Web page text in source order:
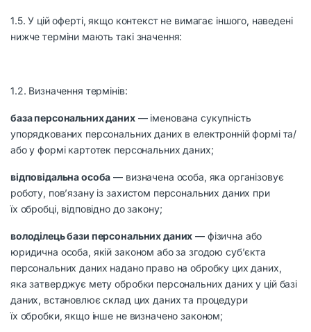
1.5. У цій оферті, якщо контекст не вимагає іншого, наведені
нижче терміни мають такі значення:
1.2. Визначення термінів:
база персональних даних— іменована сукупність
упорядкованих персональних даних в електронній формі та/
або у формі картотек персональних даних;
відповідальна особа — визначена особа, яка організовує
роботу, пов’язану із захистом персональних даних при
їх обробці, відповідно до закону;
володілець бази персональних даних — фізична або
юридична особа, якій законом або за згодою суб’єкта
персональних даних надано право на обробку цих даних,
яка затверджує мету обробки персональних даних у цій базі
даних, встановлює склад цих даних та процедури
їх обробки, якщо інше не визначено законом;